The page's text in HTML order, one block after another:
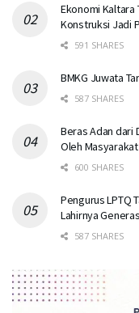
Ekonomi Kaltara
Konstruksi Jadi
591 SHARES
BMKG Juwata
587 SHARES
Beras Adan dari
Oleh
600 SHARES
Pengurus LPTQ
Lahirnya
587 SHARES